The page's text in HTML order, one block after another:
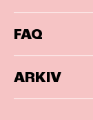
FAQ
ARKIV